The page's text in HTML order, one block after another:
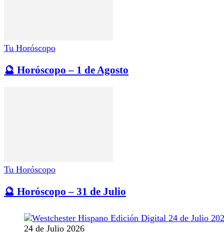
Tu Horóscopo
🔮 Horóscopo – 1 de Agosto
Tu Horóscopo
🔮 Horóscopo – 31 de Julio
24 de Julio 2026